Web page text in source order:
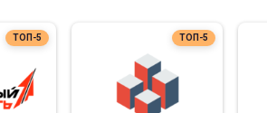
ТОП-5 ТОП-5